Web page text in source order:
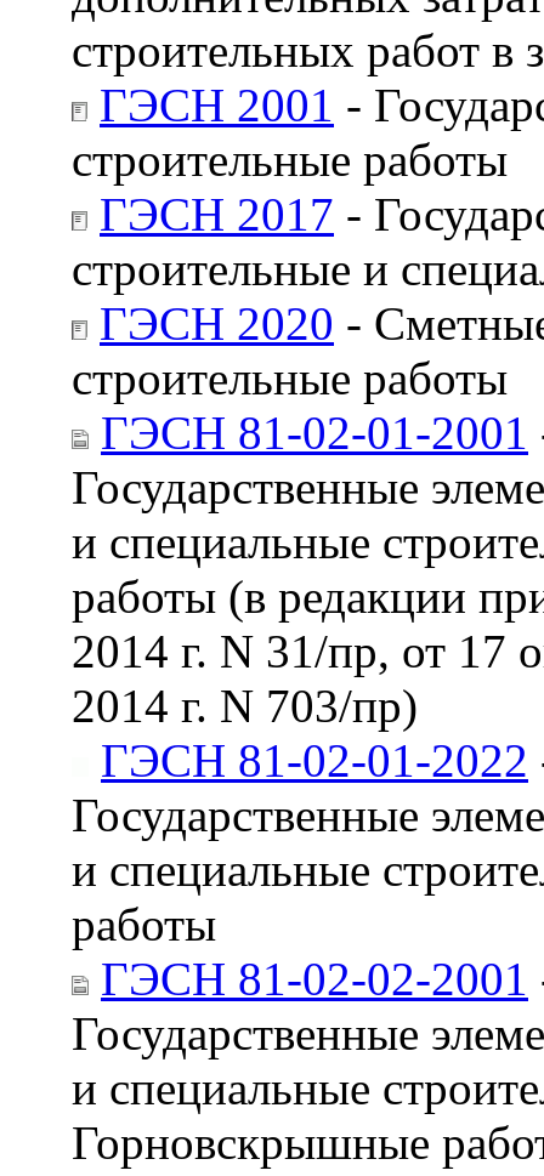
строительных работ в
ГЭСН 2001 -
строительные работы
ГЭСН 2017 -
строительные и
ГЭСН 2020 -
строительные работы
ГЭСН 81-02-01-2001
Государственные
и специальные
работы (в редакции
2014 г. N 31/пр, от 17
2014 г. N 703/пр)
ГЭСН 81-02-01-2022
Государственные
и специальные
работы
ГЭСН 81-02-02-2001
Государственные
и специальные
Горновскрышные